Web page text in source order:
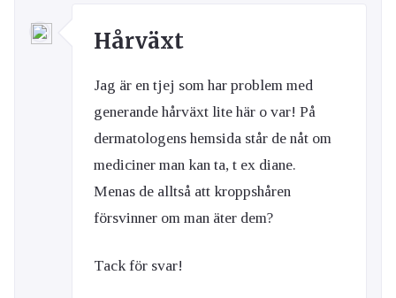
Hårväxt
Jag är en tjej som har problem med
generande hårväxt lite här o var! På
dermatologens hemsida står de nåt om
mediciner man kan ta, t ex diane.
Menas de alltså att kroppshåren
försvinner om man äter dem?
Tack för svar!